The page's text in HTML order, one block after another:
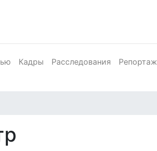
Кадры Расследования Репортаж